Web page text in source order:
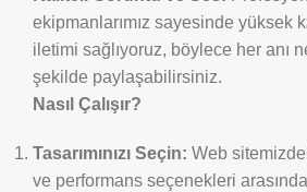
ekipmanlarımız sayesinde yüksek
iletimi sağlıyoruz, böylece her anı
şekilde paylaşabilirsiniz.
Nasıl Çalışır?
Tasarımınızı Seçin: Web
ve performans seçenekleri